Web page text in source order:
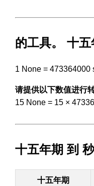
的工具。 十
1 None = 473364000
请提供以下数值进行
15 None = 15 ×
十五年期 到
十五年期